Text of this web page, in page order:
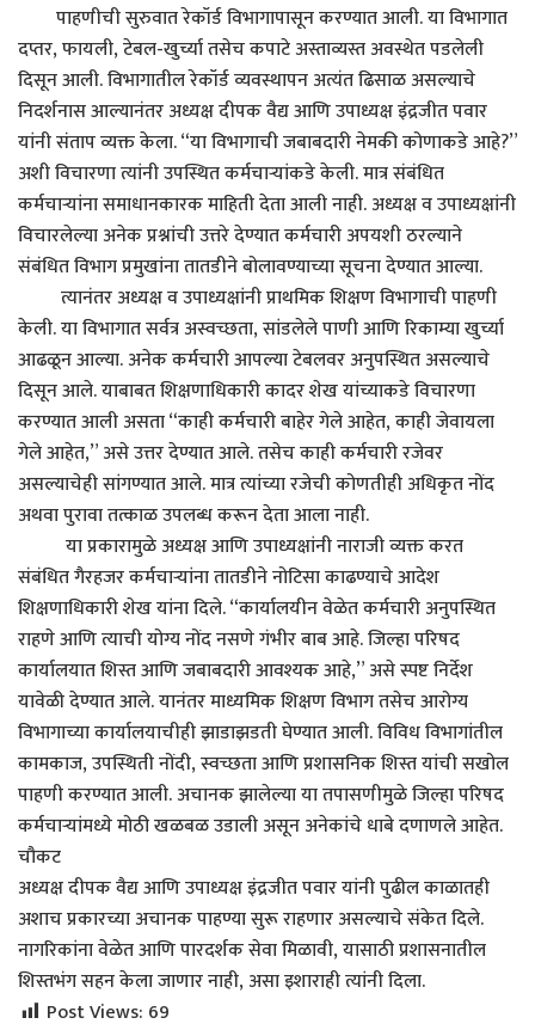
पाहणीची सुरुवात रेकॉर्ड विभागापासून करण्यात आली. या विभागात
दप्तर, फायली, टेबल-खुर्च्या तसेच कपाटे अस्ताव्यस्त अवस्थेत पडलेली
दिसून आली. विभागातील रेकॉर्ड व्यवस्थापन अत्यंत ढिसाळ असल्याचे
निदर्शनास आल्यानंतर अध्यक्ष दीपक वैद्य आणि उपाध्यक्ष इंद्रजीत पवार
यांनी संताप व्यक्त केला. “या विभागाची जबाबदारी नेमकी कोणाकडे आहे?”
अशी विचारणा त्यांनी उपस्थित कर्मचाऱ्यांकडे केली. मात्र संबंधित
कर्मचाऱ्यांना समाधानकारक माहिती देता आली नाही. अध्यक्ष व उपाध्यक्षांनी
विचारलेल्या अनेक प्रश्नांची उत्तरे देण्यात कर्मचारी अपयशी ठरल्याने
संबंधित विभाग प्रमुखांना तातडीने बोलावण्याच्या सूचना देण्यात आल्या.
त्यानंतर अध्यक्ष व उपाध्यक्षांनी प्राथमिक शिक्षण विभागाची पाहणी
केली. या विभागात सर्वत्र अस्वच्छता, सांडलेले पाणी आणि रिकाम्या खुर्च्या
आढळून आल्या. अनेक कर्मचारी आपल्या टेबलवर अनुपस्थित असल्याचे
दिसून आले. याबाबत शिक्षणाधिकारी कादर शेख यांच्याकडे विचारणा
करण्यात आली असता “काही कर्मचारी बाहेर गेले आहेत, काही जेवायला
गेले आहेत,” असे उत्तर देण्यात आले. तसेच काही कर्मचारी रजेवर
असल्याचेही सांगण्यात आले. मात्र त्यांच्या रजेची कोणतीही अधिकृत नोंद
अथवा पुरावा तत्काळ उपलब्ध करून देता आला नाही.
या प्रकारामुळे अध्यक्ष आणि उपाध्यक्षांनी नाराजी व्यक्त करत
संबंधित गैरहजर कर्मचाऱ्यांना तातडीने नोटिसा काढण्याचे आदेश
शिक्षणाधिकारी शेख यांना दिले. “कार्यालयीन वेळेत कर्मचारी अनुपस्थित
राहणे आणि त्याची योग्य नोंद नसणे गंभीर बाब आहे. जिल्हा परिषद
कार्यालयात शिस्त आणि जबाबदारी आवश्यक आहे,” असे स्पष्ट निर्देश
यावेळी देण्यात आले. यानंतर माध्यमिक शिक्षण विभाग तसेच आरोग्य
विभागाच्या कार्यालयाचीही झाडाझडती घेण्यात आली. विविध विभागांतील
कामकाज, उपस्थिती नोंदी, स्वच्छता आणि प्रशासनिक शिस्त यांची सखोल
पाहणी करण्यात आली. अचानक झालेल्या या तपासणीमुळे जिल्हा परिषद
कर्मचाऱ्यांमध्ये मोठी खळबळ उडाली असून अनेकांचे धाबे दणाणले आहेत.
चौकट
अध्यक्ष दीपक वैद्य आणि उपाध्यक्ष इंद्रजीत पवार यांनी पुढील काळातही
अशाच प्रकारच्या अचानक पाहण्या सुरू राहणार असल्याचे संकेत दिले.
नागरिकांना वेळेत आणि पारदर्शक सेवा मिळावी, यासाठी प्रशासनातील
शिस्तभंग सहन केला जाणार नाही, असा इशाराही त्यांनी दिला.
Post Views: 69